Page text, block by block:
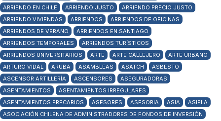
ARRIENDO EN CHILE
ARRIENDO JUSTO
ARRIENDO PRECIO JUSTO
ARRIENDO VIVIENDAS
ARRIENDOS
ARRIENDOS DE OFICINAS
ARRIENDOS DE VERANO
ARRIENDOS EN SANTIAGO
ARRIENDOS TEMPORALES
ARRIENDOS TURÍSTICOS
ARRIENDOS UNIVERSITARIOS
ARTE ARTE CALLEJERO
ARTE URBANO
ARTURO VIDAL
ARUBA ASAMBLEAS ASATCH
ASBESTO
ASCENSOR ARTILLERÍA
ASCENSORES
ASEGURADORAS
ASENTAMIENTOS
ASENTAMIENTOS IRREGULARES
ASENTAMIENTOS PRECARIOS
ASESORES ASESORIA ASIA
ASIPLA
ASOCIACIÓN CHILENA DE ADMINISTRADORES DE FONDOS DE INVERSIÓN